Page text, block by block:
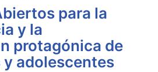
para la
y la
protagónica de
y adolescentes